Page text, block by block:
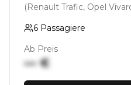
(Renault Trafic, Opel
6 Passagiere
Ab Preis
••• €